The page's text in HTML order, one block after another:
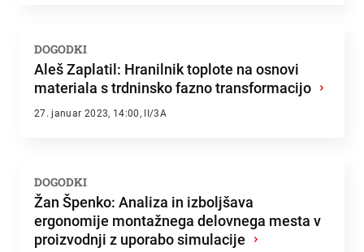
DOGODKI
Aleš Zaplatil: Hranilnik toplote na osnovi
materiala s trdninsko fazno transformacijo ›
27. januar 2023, 14:00, II/3A
DOGODKI
Žan Špenko: Analiza in izboljšava
ergonomije montažnega delovnega mesta v
proizvodnji z uporabo simulacije ›